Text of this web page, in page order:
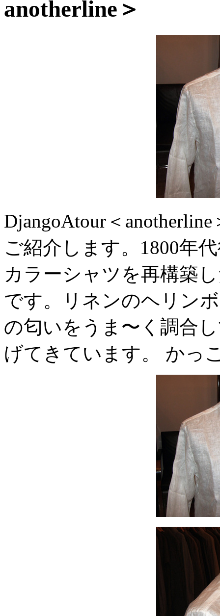
anotherline＞
DjangoAtour＜
ご紹介します。1800年
カラーシャツを再構築
です。リネンのヘリン
の匂いをうま〜く調合
げてきています。 かっ